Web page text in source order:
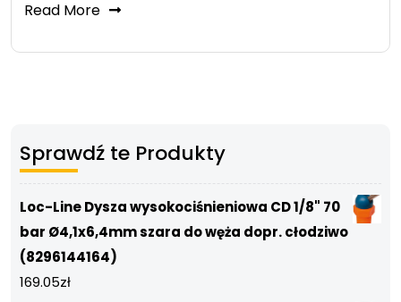
Read More
Sprawdź te Produkty
Loc-Line Dysza wysokociśnieniowa CD 1/8" 70
bar Ø4,1x6,4mm szara do węża dopr. cłodziwo
(8296144164)
169.05zł